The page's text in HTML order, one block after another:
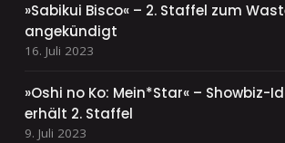
»Sabikui Bisco« – 2. Staffel zum
angekündigt
16. Juli 2023
»Oshi no Ko: Mein*Star« – Showbiz-
erhält 2. Staffel
9. Juli 2023